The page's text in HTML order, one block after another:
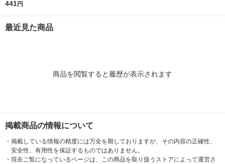
研磨ブラシ （研磨材
441円
最近見た商品
商品を閲覧すると履歴が表示されます
掲載商品の情報について
・ 掲載している情報の精度には万全を期しておりますが、その内容の正確性、
安全性、有用性を保証するものではありません。
・ 現在ご覧になっているページは、この商品を取り扱うストアによって運営さ